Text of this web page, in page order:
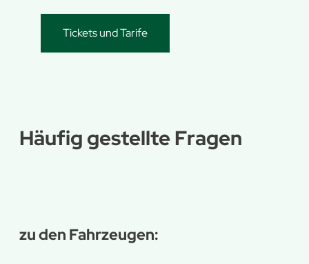
Tickets und Tarife
Häufig gestellte Fragen
zu den Fahrzeugen: